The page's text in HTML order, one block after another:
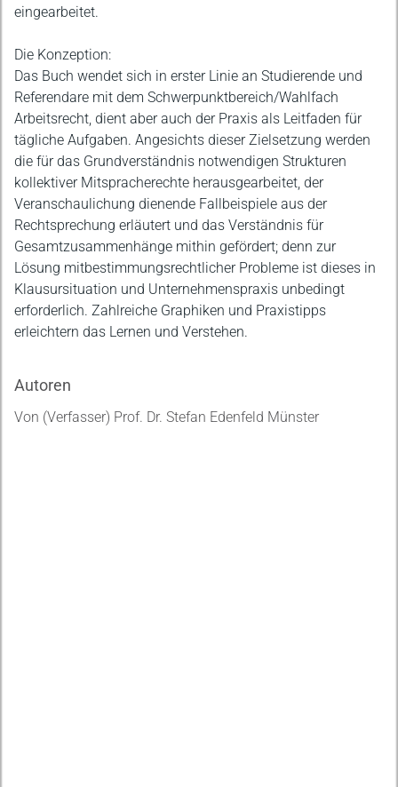
eingearbeitet.
Die Konzeption:
Das Buch wendet sich in erster Linie an Studierende und
Referendare mit dem Schwerpunktbereich/Wahlfach
Arbeitsrecht, dient aber auch der Praxis als Leitfaden für
tägliche Aufgaben. Angesichts dieser Zielsetzung werden
die für das Grundverständnis notwendigen Strukturen
kollektiver Mitspracherechte herausgearbeitet, der
Veranschaulichung dienende Fallbeispiele aus der
Rechtsprechung erläutert und das Verständnis für
Gesamtzusammenhänge mithin gefördert; denn zur
Lösung mitbestimmungsrechtlicher Probleme ist dieses in
Klausursituation und Unternehmenspraxis unbedingt
erforderlich. Zahlreiche Graphiken und Praxistipps
erleichtern das Lernen und Verstehen.
Autoren
Von (Verfasser) Prof. Dr. Stefan Edenfeld Münster